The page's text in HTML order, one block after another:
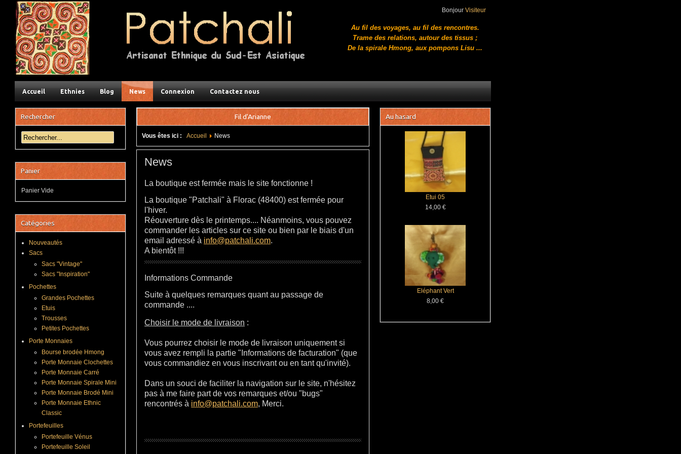
Bonjour Visiteur
Au fil des voyages, au fil des rencontres.
Trame des relations, autour des tissus ;
De la spirale Hmong, aux pompons Lisu ...
Accueil Ethnies Blog News Connexion Contactez nous
Fil d'Arianne
Vous êtes ici : Accueil News
News
La boutique est fermée mais le site fonctionne !
La boutique "Patchali" à Florac (48400) est fermée pour
l'hiver.
Réouverture dès le printemps.... Néanmoins, vous pouvez
commander les articles sur ce site ou bien par le biais d'un
email adressé à info@patchali.com.
A bientôt !!!
Informations Commande
Suite à quelques remarques quant au passage de
commande ....
Choisir le mode de livraison :
Vous pourrez choisir le mode de livraison uniquement si
vous avez rempli la partie "Informations de facturation" (que
vous commandiez en vous inscrivant ou en tant qu'invité).
Dans un souci de faciliter la navigation sur le site, n'hésitez
pas à me faire part de vos remarques et/ou "bugs"
rencontrés à info@patchali.com, Merci.
Rechercher
Panier
Panier Vide
Catégories
Nouveautés
Sacs
Sacs "Vintage"
Sacs "Inspiration"
Pochettes
Grandes Pochettes
Etuis
Trousses
Petites Pochettes
Porte Monnaies
Bourse brodée Hmong
Porte Monnaie Clochettes
Porte Monnaie Carré
Porte Monnaie Spirale Mini
Porte Monnaie Brodé Mini
Porte Monnaie Ethnic
Classic
Portefeuilles
Portefeuille Vénus
Portefeuille Soleil
Au hasard
Etui 05
14,00 €
Eléphant Vert
8,00 €